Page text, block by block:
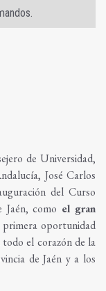
de Universidad,
José Carlos
del Curso
Jaén, como el gran
primera oportunidad
el corazón de la
de Jaén y a los